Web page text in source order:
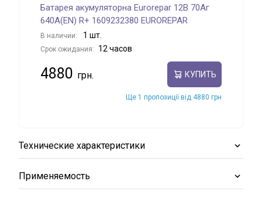
Батарея акумуляторна Eurorepar 12В 70Аг
640А(EN) R+ 1609232380 EUROREPAR
В наличии: 1 шт.
Срок ожидания: 12 часов
4880 КУПИТЬ
Ще 1 пропозиції від 4880 грн
Технические характеристики
Применяемость